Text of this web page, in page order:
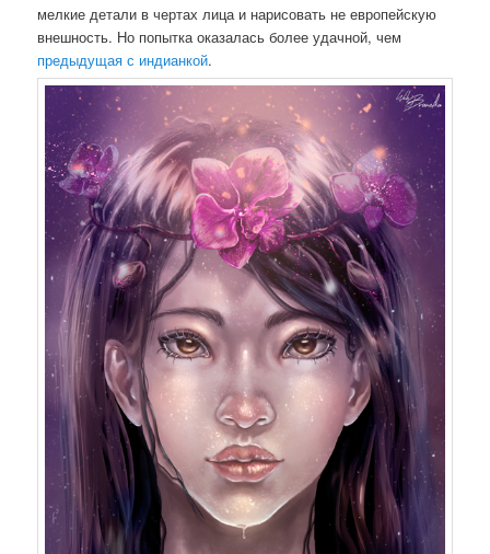
мелкие детали в чертах лица и нарисовать не европейскую
внешность. Но попытка оказалась более удачной, чем
предыдущая с индианкой.